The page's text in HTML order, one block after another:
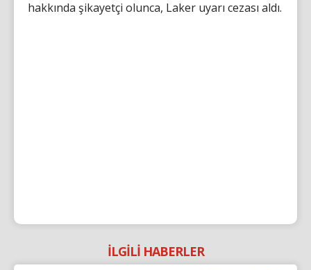
hakkında şikayetçi olunca, Laker uyarı cezası aldı.
İLGİLİ HABERLER